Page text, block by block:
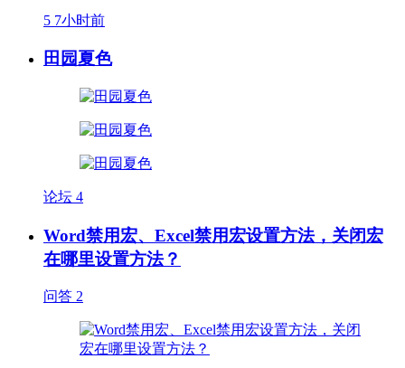
5 7小时前
田园夏色
论坛 4
Word禁用宏、Excel禁用宏设置方法，关闭宏
在哪里设置方法？
问答 2